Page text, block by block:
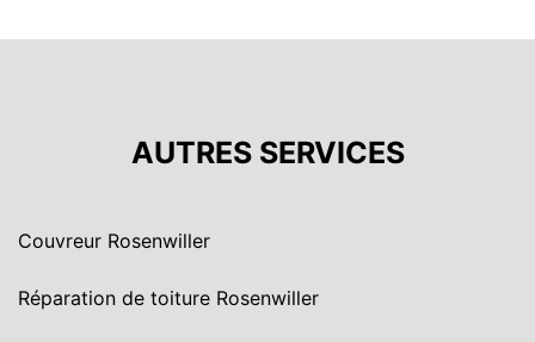
AUTRES SERVICES
Couvreur Rosenwiller
Réparation de toiture Rosenwiller